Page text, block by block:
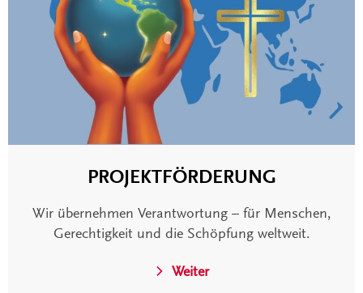
PROJEKTFÖRDERUNG
Wir übernehmen Verantwortung – für Menschen,
Gerechtigkeit und die Schöpfung weltweit.
Weiter